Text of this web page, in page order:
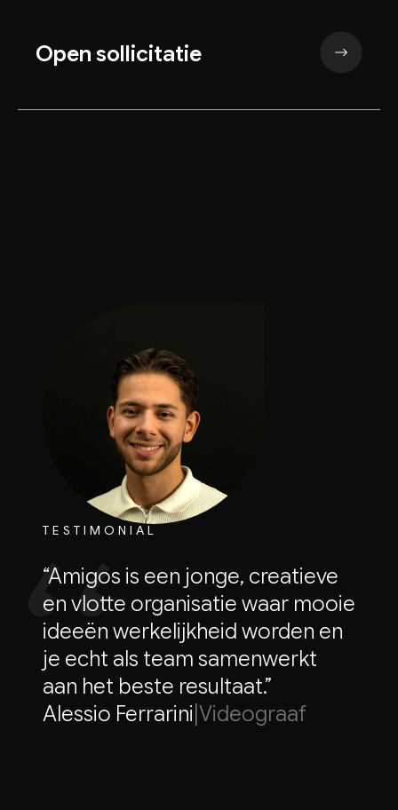
Open sollicitatie
TESTIMONIAL
“Amigos is een jonge, creatieve
en vlotte organisatie waar mooie
ideeën werkelijkheid worden en
je echt als team samenwerkt
aan het beste resultaat.”
Alessio Ferrarini Videograaf